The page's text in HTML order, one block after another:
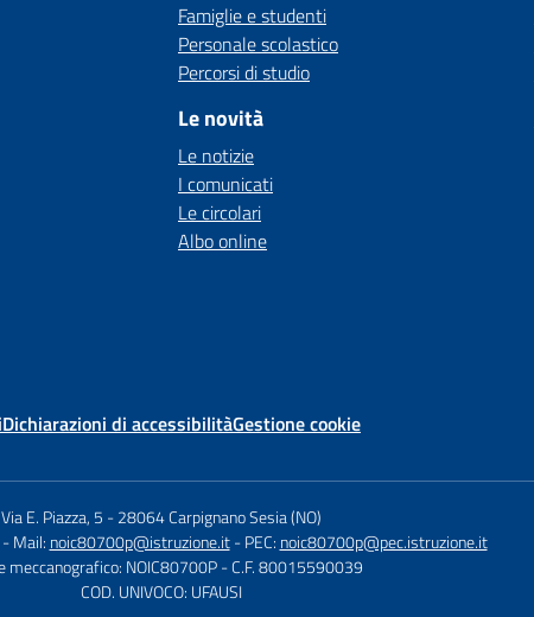
Famiglie e studenti
Personale scolastico
Percorsi di studio
Le novità
Le notizie
I comunicati
Le circolari
Albo online
Dichiarazioni di accessibilitàGestione cookie
Via E. Piazza, 5 -28064 Carpignano Sesia (NO)
- Mail: noic80700p@istruzione.it - PEC: noic80700p@pec.istruzione.it
meccanografico: NOIC80700P - C.F. 80015590039
COD. UNIVOCO: UFAUSI